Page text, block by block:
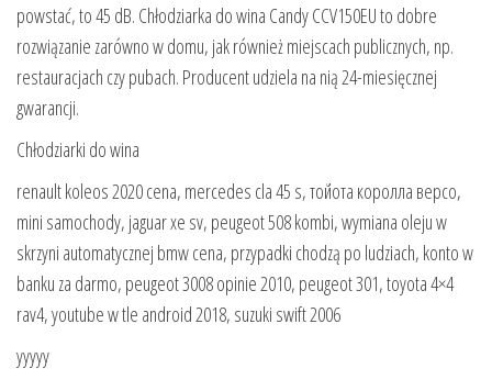
powstać, to 45 dB. Chłodziarka do wina Candy CCV150EU to dobre
rozwiązanie zarówno w domu, jak również miejscach publicznych, np.
restauracjach czy pubach. Producent udziela na nią 24-miesięcznej
gwarancji.
Chłodziarki do wina
renault koleos 2020 cena, mercedes cla 45 s, тойота королла версо,
mini samochody, jaguar xe sv, peugeot 508 kombi, wymiana oleju w
skrzyni automatycznej bmw cena, przypadki chodzą po ludziach, konto w
banku za darmo, peugeot 3008 opinie 2010, peugeot 301, toyota 4×4
rav4, youtube w tle android 2018, suzuki swift 2006
yyyyy